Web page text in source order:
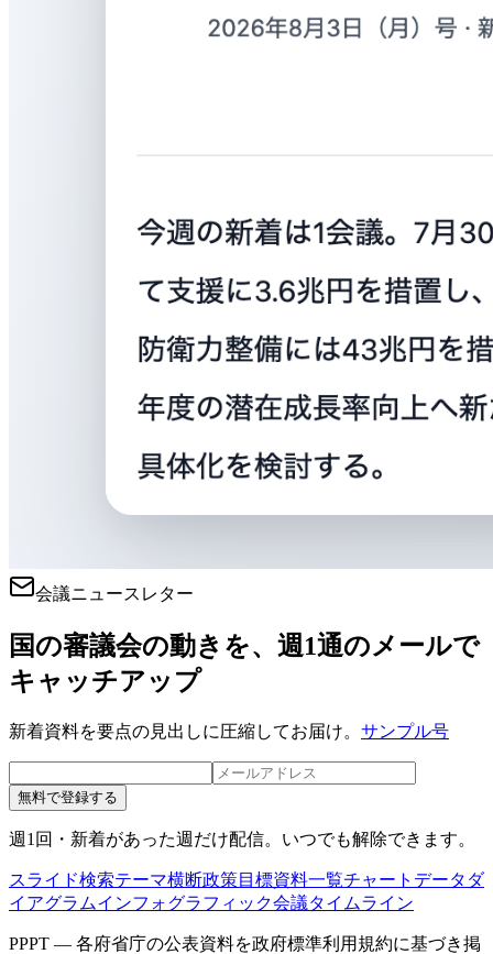
会議ニュースレター
国の審議会の動きを、週1通のメールで
キャッチアップ
新着資料を要点の見出しに圧縮してお届け。 サンプル号
無料で登録する
週1回・新着があった週だけ配信。いつでも解除できます。
スライド検索テーマ横断政策目標資料一覧チャートデータ ダ
イアグラムインフォグラフィック会議タイムライン
PPPT — 各府省庁の公表資料を政府標準利用規約に基づき掲